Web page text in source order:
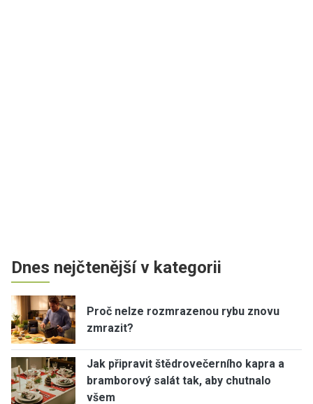
Dnes nejčtenější v kategorii
Proč nelze rozmrazenou rybu znovu
zmrazit?
Jak připravit štědrovečerního kapra a
bramborový salát tak, aby chutnalo
všem